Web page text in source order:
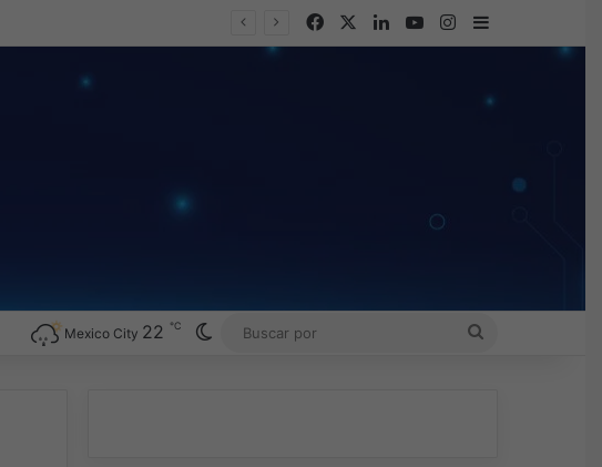
FacebookLinkedInYouTubeInstagram
Barra lateral
Mexico City 22 ℃ Switch skin
BUSCAR